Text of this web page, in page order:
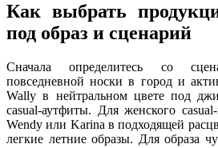
Как выбрать
под образ и сценарий
Сначала определитесь со
повседневной носки в город и
Wally в нейтральном цвете под
casual-аутфиты. Для женского
Wendy или Karina в подходящей
легкие летние образы. Для образа